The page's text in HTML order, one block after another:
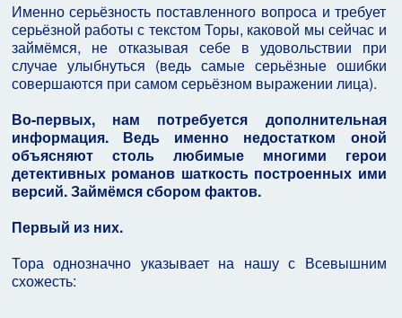
Именно серьёзность поставленного вопроса и требует
серьёзной работы с текстом Торы, каковой мы сейчас и
займёмся, не отказывая себе в удовольствии при
случае улыбнуться (ведь самые серьёзные ошибки
совершаются при самом серьёзном выражении лица).
Во-первых, нам потребуется дополнительная
информация. Ведь именно недостатком оной
объясняют столь любимые многими герои
детективных романов шаткость построенных ими
версий. Займёмся сбором фактов.
Первый из них.
Тора однозначно указывает на нашу с Всевышним
схожесть: